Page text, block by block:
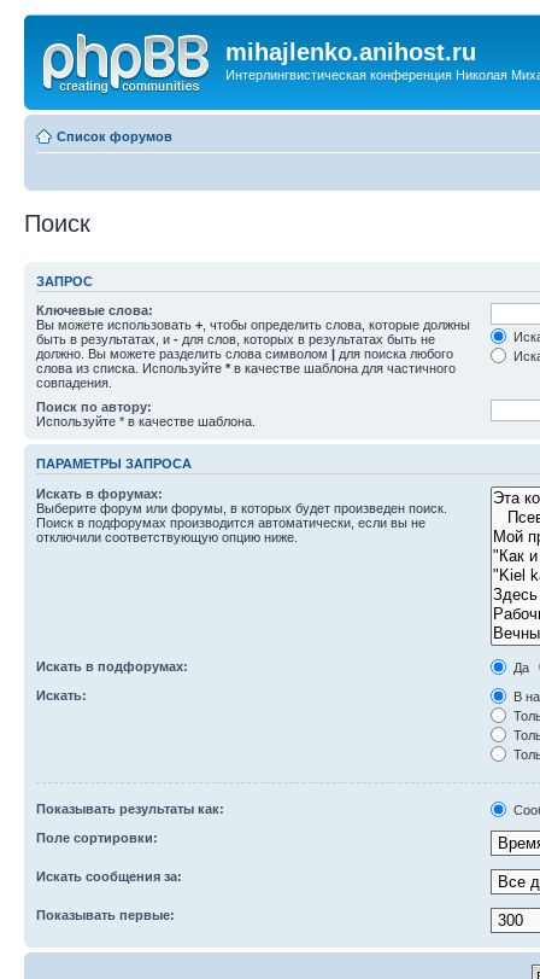
mihajlenko.anihost.ru
Интерлингвистическая конференция Николая
Список форумов
Поиск
ЗАПРОС
Ключевые слова:
Вы можете использовать + , чтобы определить слова, которые должны
быть в результатах, и - для слов, которых в результатах быть не
должно. Вы можете разделить слова символом | для поиска любого
слова из списка. Используйте * в качестве шаблона для частичного
совпадения.
Поиск по автору:
Используйте * в качестве шаблона.
ПАРАМЕТРЫ ЗАПРОСА
Искать в форумах:
Выберите форум или форумы, в которых будет произведен поиск.
Поиск в подфорумах производится автоматически, если вы не
отключили соответствующую опцию ниже.
Искать в подфорумах:
Да
Искать:
В
Показывать результаты как:
Поле сортировки:
Искать сообщения за:
Показывать первые: